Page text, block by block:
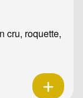
cru, roquette,